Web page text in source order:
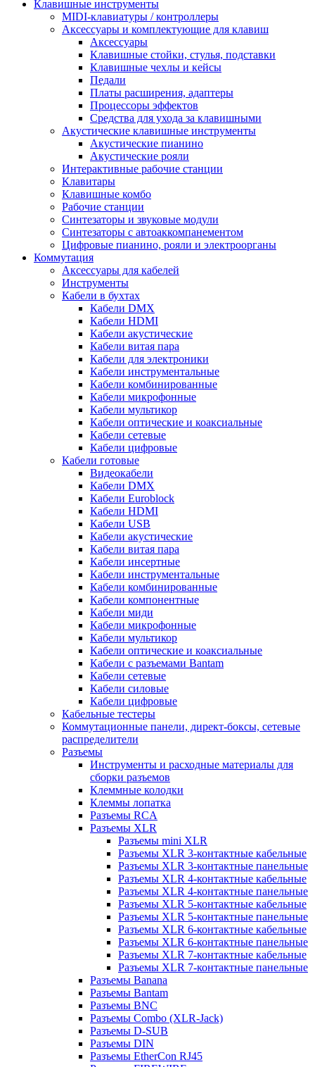
Клавишные инструменты
MIDI-клавиатуры / контроллеры
Аксессуары и комплектующие для клавиш
Аксессуары
Клавишные стойки, стулья, подставки
Клавишные чехлы и кейсы
Педали
Платы расширения, адаптеры
Процессоры эффектов
Средства для ухода за клавишными
Акустические клавишные инструменты
Акустические пианино
Акустические рояли
Интерактивные рабочие станции
Клавитары
Клавишные комбо
Рабочие станции
Синтезаторы и звуковые модули
Синтезаторы с автоаккомпанементом
Цифровые пианино, рояли и электроорганы
Коммутация
Аксессуары для кабелей
Инструменты
Кабели в бухтах
Кабели DMX
Кабели HDMI
Кабели акустические
Кабели витая пара
Кабели для электроники
Кабели инструментальные
Кабели комбинированные
Кабели микрофонные
Кабели мультикор
Кабели оптические и коаксиальные
Кабели сетевые
Кабели цифровые
Кабели готовые
Видеокабели
Кабели DMX
Кабели Euroblock
Кабели HDMI
Кабели USB
Кабели акустические
Кабели витая пара
Кабели инсертные
Кабели инструментальные
Кабели комбинированные
Кабели компонентные
Кабели миди
Кабели микрофонные
Кабели мультикор
Кабели оптические и коаксиальные
Кабели с разъемами Bantam
Кабели сетевые
Кабели силовые
Кабели цифровые
Кабельные тестеры
Коммутационные панели, директ-боксы, сетевые
распределители
Разъемы
Инструменты и расходные материалы для
сборки разъемов
Клеммные колодки
Клеммы лопатка
Разъемы RCA
Разъемы XLR
Разъемы mini XLR
Разъемы XLR 3-контактные кабельные
Разъемы XLR 3-контактные панельные
Разъемы XLR 4-контактные кабельные
Разъемы XLR 4-контактные панельные
Разъемы XLR 5-контактные кабельные
Разъемы XLR 5-контактные панельные
Разъемы XLR 6-контактные кабельные
Разъемы XLR 6-контактные панельные
Разъемы XLR 7-контактные кабельные
Разъемы XLR 7-контактные панельные
Разъемы Banana
Разъемы Bantam
Разъемы BNC
Разъемы Combo (XLR-Jack)
Разъемы D-SUB
Разъемы DIN
Разъемы EtherCon RJ45